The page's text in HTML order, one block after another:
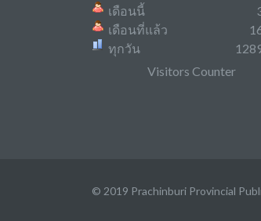
เดือนนี้
เดือนที่แล้ว
ทุกวัน
Visitors Counter
© 2019 Prachinburi Provincial